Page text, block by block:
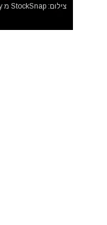
צילום: StockSnap מ Pixabay